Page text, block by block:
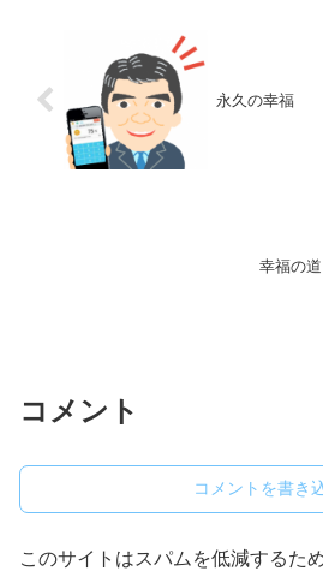
永久の幸福
幸福の道
コメント
コメントを書き
このサイトはスパムを低減するた